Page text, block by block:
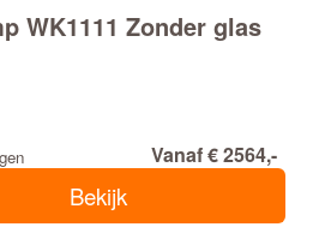
WK1111 Zonder glas
Vanaf € 2564,-
Bekijk